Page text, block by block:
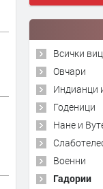
Всички
Овчари
Индианци
Годеници
Нане и
Военни
Гадории